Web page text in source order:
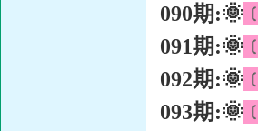
090期:🌞
091期:🌞
092期:🌞
093期:🌞